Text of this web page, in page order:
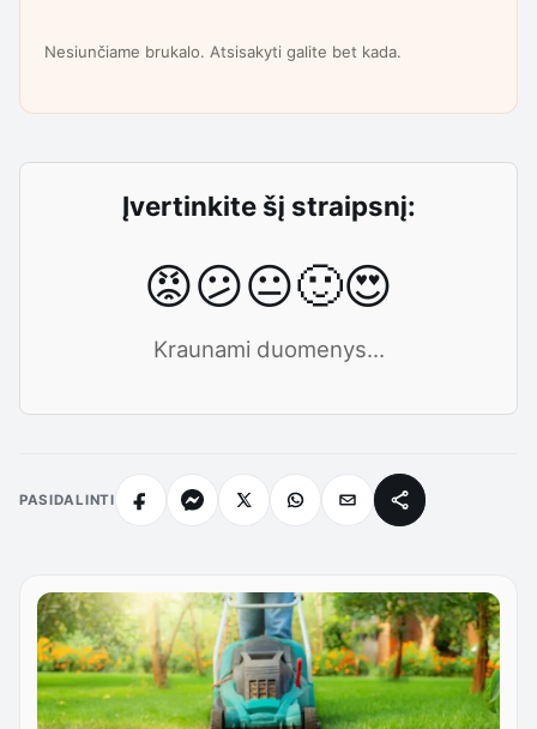
Nesiunčiame brukalo. Atsisakyti galite bet kada.
Įvertinkite šį straipsnį:
😡😕😐🙂😍
Kraunami duomenys...
PASIDALINTI